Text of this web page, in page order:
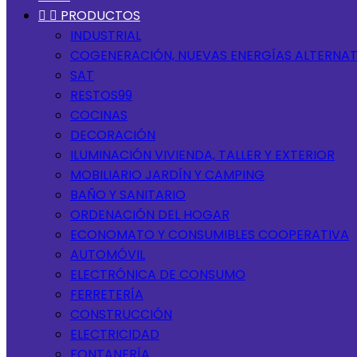
  PRODUCTOS
INDUSTRIAL
COGENERACIÓN, NUEVAS ENERGÍAS
SAT
RESTOS99
COCINAS
DECORACIÓN
ILUMINACIÓN VIVIENDA, TALLER Y EXTERIOR
MOBILIARIO JARDÍN Y CAMPING
BAÑO Y SANITARIO
ORDENACIÓN DEL HOGAR
ECONOMATO Y CONSUMIBLES COOPERATIVA
AUTOMÓVIL
ELECTRÓNICA DE CONSUMO
FERRETERÍA
CONSTRUCCIÓN
ELECTRICIDAD